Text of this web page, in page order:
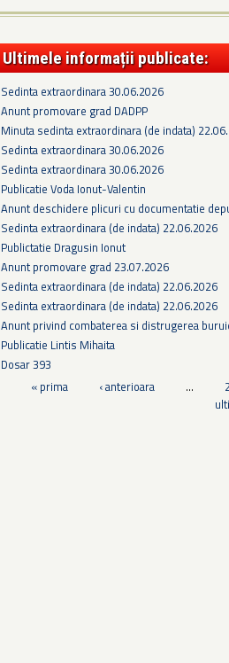
Ultimele informații publicate:
Sedinta extraordinara 30.06.2026
Anunt promovare grad DADPP
Minuta sedinta extraordinara (de indata)
Sedinta extraordinara 30.06.2026
Sedinta extraordinara 30.06.2026
Publicatie Voda Ionut-Valentin
Anunt deschidere plicuri cu documentatie
Sedinta extraordinara (de indata) 22.06.2026
Publictatie Dragusin Ionut
Anunt promovare grad 23.07.2026
Sedinta extraordinara (de indata) 22.06.2026
Sedinta extraordinara (de indata) 22.06.2026
Anunt privind combaterea si distrugerea
Publicatie Lintis Mihaita
Dosar 393
Pagini
« prima ‹ anterioara …